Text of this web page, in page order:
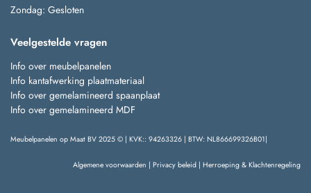
Zondag: Gesloten
Veelgestelde vragen
Info over meubelpanelen
Info kantafwerking plaatmateriaal
Info over gemelamineerd spaanplaat
Info over gemelamineerd MDF
Meubelpanelen op Maat BV 2025 © | KVK:: 94263326 | BTW: NL866699326B01|
Algemene voorwaarden | Privacy beleid | Herroeping & Klachtenregeling